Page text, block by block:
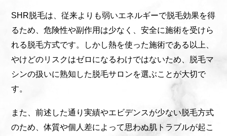
SHR脱毛は、従来よりも弱いエネルギーで脱毛効果を得
るため、危険性や副作用は少なく、安全に施術を受けら
れる脱毛方式です。しかし熱を使った施術である以上、
やけどのリスクはゼロになるわけではないため、脱毛マ
シンの扱いに熟知した脱毛サロンを選ぶことが大切で
す。
また、前述した通り実績やエビデンスが少ない脱毛方式
のため、体質や個人差によって思わぬ肌トラブルが起こ